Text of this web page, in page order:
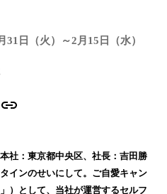
日（火）～2月15日（水）
社：東京都中央区、社長：吉田勝
インのせいにして。ご自愛キャン
）として、当社が運営するセルフ